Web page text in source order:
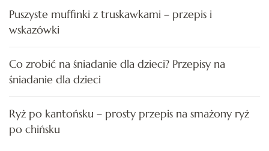
Puszyste muffinki z truskawkami – przepis i
wskazówki
Co zrobić na śniadanie dla dzieci? Przepisy na
śniadanie dla dzieci
Ryż po kantońsku – prosty przepis na smażony ryż
po chińsku